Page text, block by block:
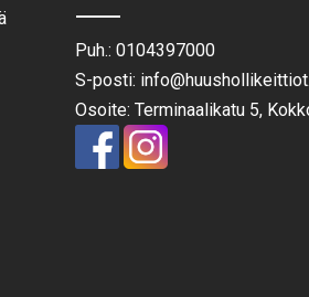
Puh.: 0104397000
S-posti:
Osoite: Terminaalikatu 5,